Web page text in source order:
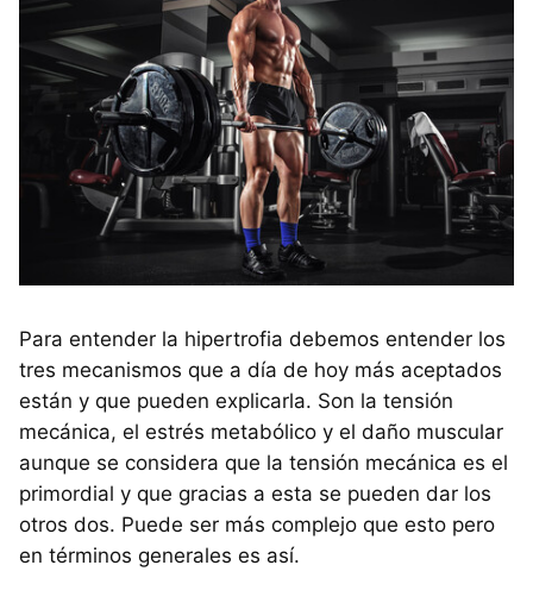
Para entender la hipertrofia debemos entender los
tres mecanismos que a día de hoy más aceptados
están y que pueden explicarla. Son la tensión
mecánica, el estrés metabólico y el daño muscular
aunque se considera que la tensión mecánica es el
primordial y que gracias a esta se pueden dar los
otros dos. Puede ser más complejo que esto pero
en términos generales es así.